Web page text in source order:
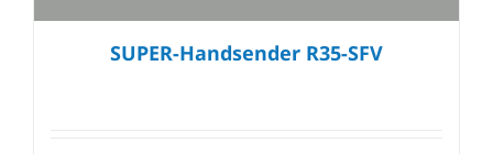
SUPER-Handsender R35-SFV